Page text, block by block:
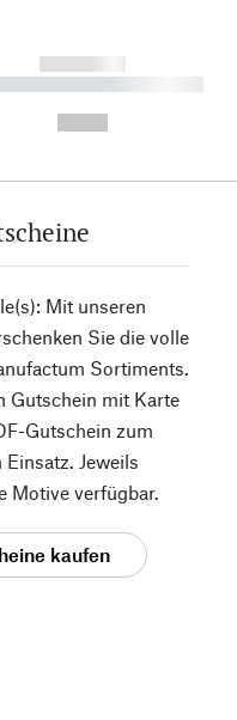
------------
----------- ----------
Mit unseren
Sie die volle
Sortiments.
Gutschein mit Karte
Gutschein zum
Jeweils
Motive verfügbar.
kaufen